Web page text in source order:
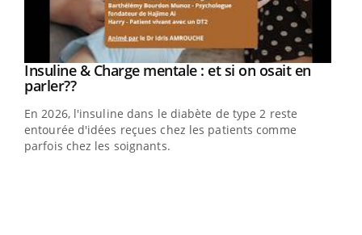
Youtube
Insuline & Charge mentale : et si on osait en
parler??Youtube
En 2026, l'insuline dans le diabète de type 2 reste
entourée d'idées reçues chez les patients comme
parfois chez les soignants.